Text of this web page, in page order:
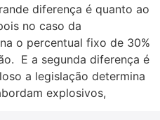
diferença é quanto ao
no caso da
o percentual fixo de 30%
E a segunda diferença é
a legislação determina
explosivos,